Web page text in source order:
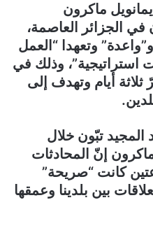
ماكرون
في الجزائر العاصمة،
وتعهدا “العمل
استراتيجية”، وذلك في
ثلاثة أيام وتهدف إلى
تبّون خلال
إنّ المحادثات
كانت “صريحة”
بين بلدينا وعمقها